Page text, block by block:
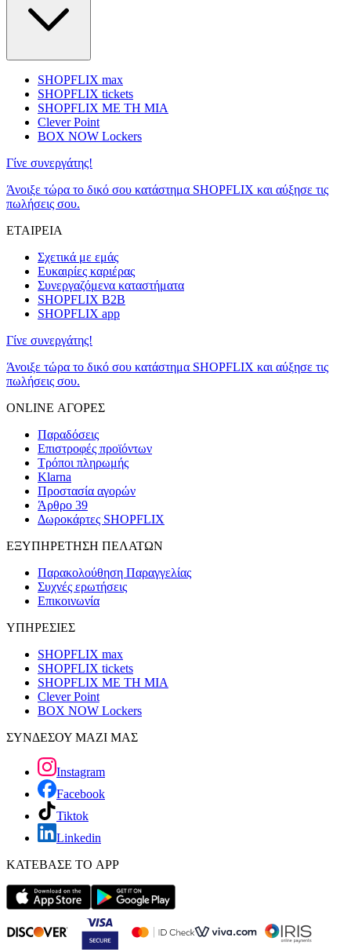
SHOPFLIX max
SHOPFLIX tickets
SHOPFLIX ΜΕ ΤΗ ΜΙΑ
Clever Point
BOX NOW Lockers
Γίνε συνεργάτης!
Άνοιξε τώρα το δικό σου κατάστημα SHOPFLIX και αύξησε τις
πωλήσεις σου.
ΕΤΑΙΡΕΙΑ
Σχετικά με εμάς
Ευκαιρίες καριέρας
Συνεργαζόμενα καταστήματα
SHOPFLIX B2B
SHOPFLIX app
Γίνε συνεργάτης!
Άνοιξε τώρα το δικό σου κατάστημα SHOPFLIX και αύξησε τις
πωλήσεις σου.
ONLINE ΑΓΟΡΕΣ
Παραδόσεις
Επιστροφές προϊόντων
Τρόποι πληρωμής
Klarna
Προστασία αγορών
Άρθρο 39
Δωροκάρτες SHOPFLIX
ΕΞΥΠΗΡΕΤΗΣΗ ΠΕΛΑΤΩΝ
Παρακολούθηση Παραγγελίας
Συχνές ερωτήσεις
Επικοινωνία
ΥΠΗΡΕΣΙΕΣ
SHOPFLIX max
SHOPFLIX tickets
SHOPFLIX ΜΕ ΤΗ ΜΙΑ
Clever Point
BOX NOW Lockers
ΣΥΝΔΕΣΟΥ ΜΑΖΙ ΜΑΣ
Instagram
Facebook
Tiktok
Linkedin
ΚΑΤΕΒΑΣΕ ΤΟ APP